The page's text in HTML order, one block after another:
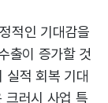
적인 기대감을
출이 증가할 것
실적 회복 기대
크러시 사업 특